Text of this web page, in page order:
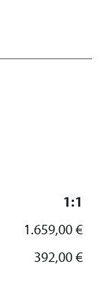
1:1
1.659,00 €
392,00 €